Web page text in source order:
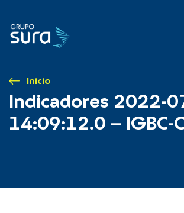
Inicio
Indicadores 2022-
14:09:12.0 – IGBC-